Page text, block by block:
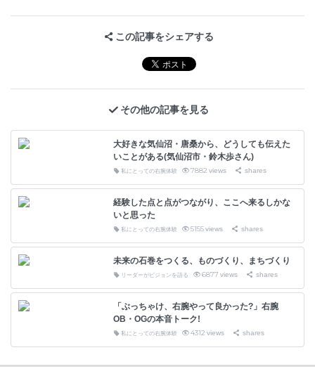
この記事をシェアする
その他の記事を見る
大好きな気仙沼・唐桑から、どうしても伝えた
いことがある(気仙沼市・鈴木歩さん)
私にとっての右腕体験 7882 views shares
経験した点と点がつながり、ここへ来るしかな
いと思った
私にとっての右腕体験 5155views shares
未来の石巻をつくる、ものづくり、まちづくり
リーダーがビジョンを語る 6877 views shares
「ぶっちゃけ、右腕やって良かった?」右腕
OB・OGの本音トーク!
私にとっての右腕体験 4312 views shares